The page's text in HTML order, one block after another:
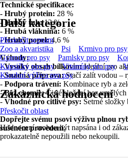
Technické specifikace:
- Hrubý protein: 28 %
- Hrubý tuk:12 %
- Hrubá vláknina: 6 %
- Hrubý popel:4,6 %
Výhody:
-Vysoký obsah bílkovin:Ideální pro
-Snadná příprava:Stačí zalít vodou –
- Podpora trávení: Kombinace ryb a
-Bez chemie:Čisté složení bez umělých
- Vhodné pro citlivé psy: Šetrné
Dopřejte svému psovi výživu plnou
sušeném provedení.
Další kategorie
Přeskočit seznam
Zoo a akvaristika
Psi Krmivo pro psy
Granule pro psy
Pamlsky pro psy
Kapsičky pro psy
Vitamíny pro psy
Kloubní výživa pro psy
Zákaznická hodnocení
Přeskočit oblast
Hodnocení mohou být napsána i od
prokazatelně nepoužili nebo nekoupili.